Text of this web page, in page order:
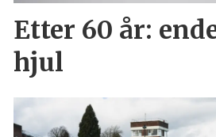
Etter 60 år:
hjul